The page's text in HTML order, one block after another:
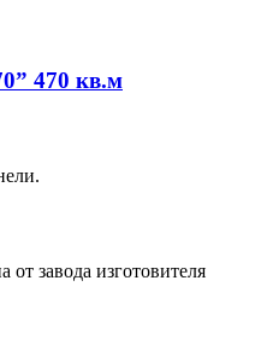
470 кв.м
завода изготовителя